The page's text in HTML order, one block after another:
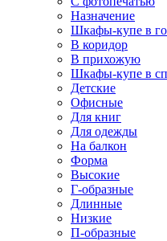
Назначение
Шкафы-купе в
В коридор
В прихожую
Шкафы-купе в
Детские
Офисные
Для книг
Для одежды
На балкон
Форма
Высокие
Г-образные
Длинные
Низкие
П-образные